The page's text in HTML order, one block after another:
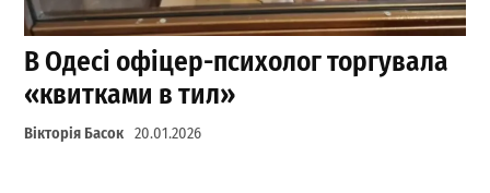
В Одесі офіцер-психолог торгувала
«квитками в тил»
Вікторія Басок 20.01.2026